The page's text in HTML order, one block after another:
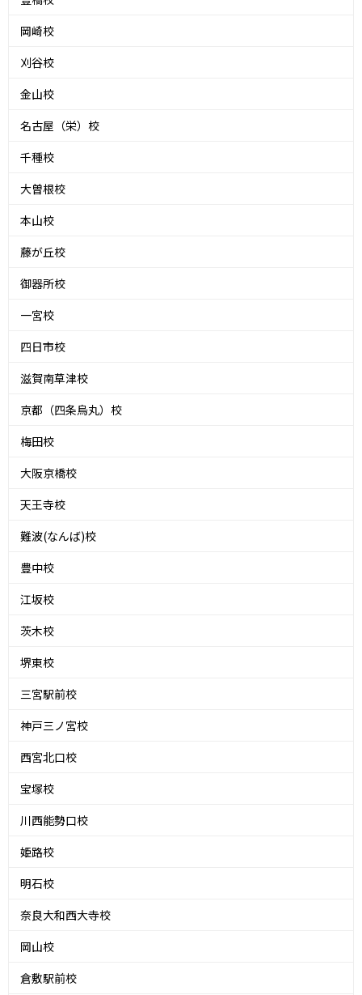
岡崎校
刈谷校
金山校
名古屋（栄）校
千種校
大曽根校
本山校
藤が丘校
御器所校
一宮校
四日市校
滋賀南草津校
京都（四条烏丸）校
梅田校
大阪京橋校
天王寺校
難波(なんば)校
豊中校
江坂校
茨木校
堺東校
三宮駅前校
神戸三ノ宮校
西宮北口校
宝塚校
川西能勢口校
姫路校
明石校
奈良大和西大寺校
岡山校
倉敷駅前校